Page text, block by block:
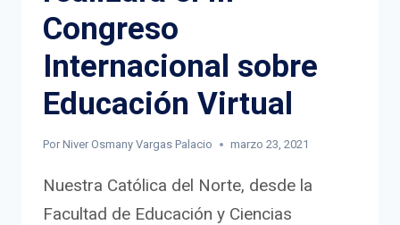
Congreso
Internacional sobre
Educación Virtual
Por Niver Osmany Vargas Palacio marzo 23, 2021
Nuestra Católica del Norte, desde la
Facultad de Educación y Ciencias